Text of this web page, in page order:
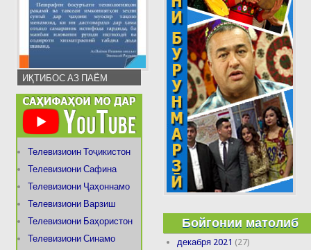
ИҚТИБОС АЗ ПАЁМ
Телевизиоин Тоҷикистон
Телевизиони Сафина
Телевизиони Ҷаҳоннамо
Телевизиони Варзиш
Телевизиони Баҳористон
Телевизиони Синамо
Бойгонии матолиб
декабря 2021 (27)